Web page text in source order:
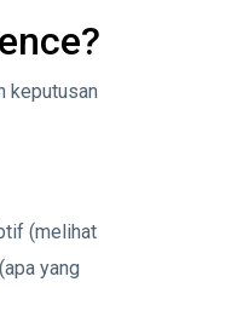
keputusan
(melihat
yang